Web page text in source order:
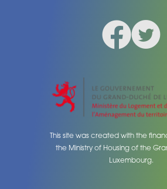
This site was created with the
the Ministry of Housing of the
Luxembourg.